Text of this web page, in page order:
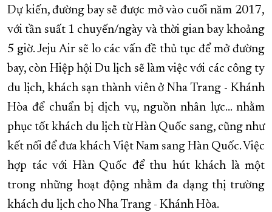
Dự kiến, đường bay sẽ được mở vào cuối năm 2017,
với tần suất 1 chuyến/ngày và thời gian bay khoảng
5 giờ. Jeju Air sẽ lo các vấn đề thủ tục để mở đường
bay, còn Hiệp hội Du lịch sẽ làm việc với các công ty
du lịch, khách sạn thành viên ở Nha Trang - Khánh
Hòa để chuẩn bị dịch vụ, nguồn nhân lực... nhằm
phục tốt khách du lịch từ Hàn Quốc sang, cũng như
kết nối để đưa khách Việt Nam sang Hàn Quốc. Việc
hợp tác với Hàn Quốc để thu hút khách là một
trong những hoạt động nhằm đa dạng thị trường
khách du lịch cho Nha Trang - Khánh Hòa.